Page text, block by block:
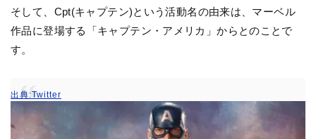
そして、Cpt(キャプテン)という活動名の由来は、マーベル
作品に登場する「キャプテン・アメリカ」からとのことで
す。
出典:Twitter